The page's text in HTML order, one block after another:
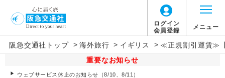
ログイン
会員登録
メニュー
阪急交通社トップ > 海外旅行 > イギリス > ≪正規割引運賃≫
重要なお知らせ
ウェブサービス休止のお知らせ（8/10、8/11）